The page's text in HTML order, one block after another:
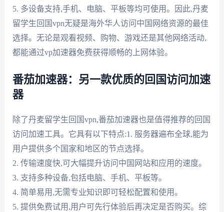
5. 多设备支持,手机、电脑、平板等均可使用。因此,丹麦
留学生回国vpn无疑是海外华人访问中国网络资源的最佳
选择。无论是观看视频、购物、游戏还是其他网络活动,
都能通过vp加速器免费获得顺畅的上网体验。
番茄加速器：另一款优质的回国访问加速
器
除了丹麦留学生回国vpn,番茄加速器也是值得推荐的回国
访问加速工具。它具有以下特点:1. 服务器遍布全球,能为
用户提供多个国家和地区的节点选择。
2. 传输速度快,可大幅提升访问中国网站和应用的速度。
3. 支持多种设备,包括电脑、手机、平板等。
4. 简单易用,无需专业知识即可轻松配置和使用。
5. 提供免费试用,用户可先行体验后再决定是否购买。综